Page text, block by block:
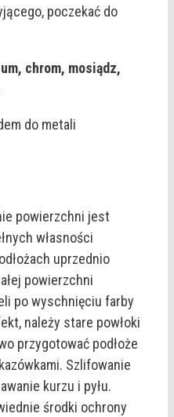
poczekać do
chrom, mosiądz,
do metali
powierzchni jest
własności
uprzednio
powierzchni
po wyschnięciu farby
należy stare powłoki
przygotować podłoże
Szlifowanie
kurzu i pyłu.
środki ochrony